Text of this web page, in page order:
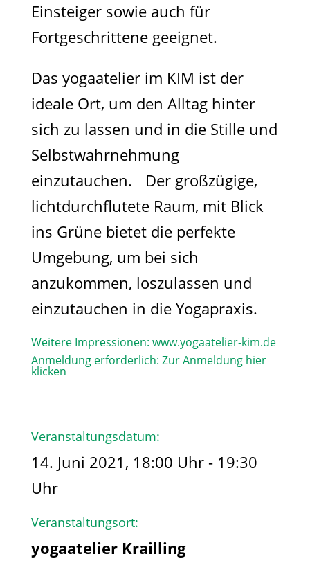
Einsteiger sowie auch für
Fortgeschrittene geeignet.
Das yogaatelier im KIM ist der
ideale Ort, um den Alltag hinter
sich zu lassen und in die Stille und
Selbstwahrnehmung
einzutauchen. Der großzügige,
lichtdurchflutete Raum, mit Blick
ins Grüne bietet die perfekte
Umgebung, um bei sich
anzukommen, loszulassen und
einzutauchen in die Yogapraxis.
Weitere Impressionen: www.yogaatelier-kim.de​
Anmeldung erforderlich: Zur Anmeldung hier
klicken
Veranstaltungsdatum:
14. Juni 2021, 18:00 Uhr - 19:30
Uhr
Veranstaltungsort:
yogaatelier Krailling